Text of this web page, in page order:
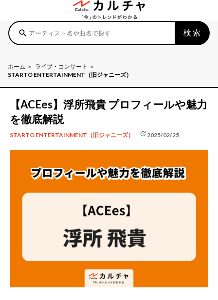
search 検索
ホーム
ライブ・コンサート
STARTO ENTERTAINMENT（旧ジャニーズ）
【ACEes】浮所飛貴 プロフィールや魅力
を徹底解説
STARTO ENTERTAINMENT（旧ジャニーズ） update 2025/02/25